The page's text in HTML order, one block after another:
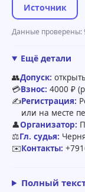
Источник
Данные проверены:
Ещё детали
👥Допуск:
💳Взнос: 4000 ₽
✍️Регистрация:
или на месте
👤Организатор:
⚖️Гл. судья:
✉️Контакты:
Полный